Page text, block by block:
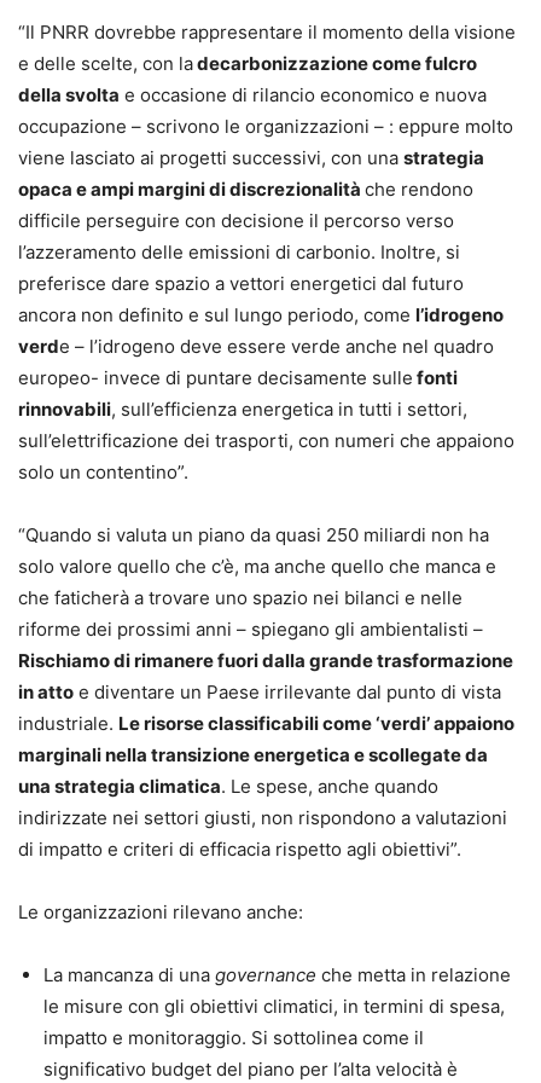
“Il PNRR dovrebbe rappresentare il momento della visione
e delle scelte, con ladecarbonizzazione come fulcro
della svolta e occasione di rilancio economico e nuova
occupazione – scrivono le organizzazioni – : eppure molto
viene lasciato ai progetti successivi, con una strategia
opaca e ampi margini di discrezionalità che rendono
difficile perseguire con decisione il percorso verso
l’azzeramento delle emissioni di carbonio. Inoltre, si
preferisce dare spazio a vettori energetici dal futuro
ancora non definito e sul lungo periodo, come l’idrogeno
verde – l’idrogeno deve essere verde anche nel quadro
europeo- invece di puntare decisamente sulle fonti
rinnovabili, sull’efficienza energetica in tutti i settori,
sull’elettrificazione dei trasporti, con numeri che appaiono
solo un contentino”.
“Quando si valuta un piano da quasi 250 miliardi non ha
solo valore quello che c’è, ma anche quello che manca e
che faticherà a trovare uno spazio nei bilanci e nelle
riforme dei prossimi anni – spiegano gli ambientalisti –
Rischiamo di rimanere fuori dalla grande trasformazione
in atto e diventare un Paese irrilevante dal punto di vista
industriale. Le risorse classificabili come ‘verdi’ appaiono
marginali nella transizione energetica e scollegate da
una strategia climatica. Le spese, anche quando
indirizzate nei settori giusti, non rispondono a valutazioni
di impatto e criteri di efficacia rispetto agli obiettivi”.
Le organizzazioni rilevano anche:
La mancanza di una governance che metta in relazione
le misure con gli obiettivi climatici, in termini di spesa,
impatto e monitoraggio. Si sottolinea come il
significativo budget del piano per l’alta velocità è